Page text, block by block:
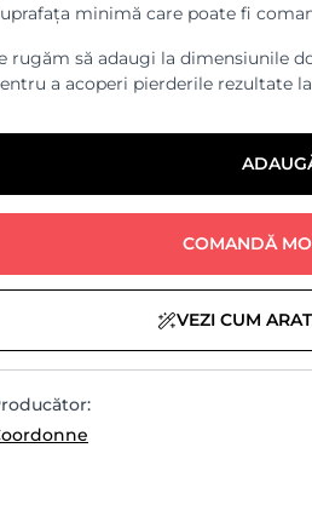
minimă care poate fi
rugăm să adaugi la dimensiunile
a acoperi pierderile rezultate
COMANDĂ
VEZI CUM